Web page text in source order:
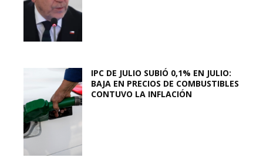
IPC DE JULIO SUBIÓ 0,1% EN JULIO:
BAJA EN PRECIOS DE COMBUSTIBLES
CONTUVO LA INFLACIÓN